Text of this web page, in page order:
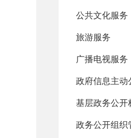
公共文化服务
旅游服务
广播电视服务
政务公开组织